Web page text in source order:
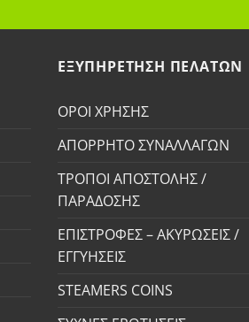
ΕΞΥΠΗΡΕΤΗΣΗ ΠΕΛΑΤΩΝ
ΟΡΟΙ ΧΡΗΣΗΣ
ΑΠΟΡΡΗΤΟ ΣΥΝΑΛΛΑΓΩΝ
ΤΡΟΠΟΙ ΑΠΟΣΤΟΛΗΣ /
ΠΑΡΑΔΟΣΗΣ
ΕΠΙΣΤΡΟΦΕΣ – ΑΚΥΡΩΣΕΙΣ /
ΕΓΓΥΗΣΕΙΣ
STEAMERS COINS